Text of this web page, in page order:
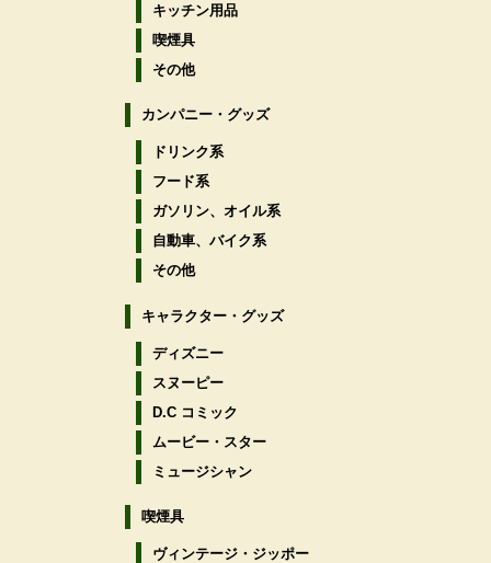
キッチン用品
喫煙具
その他
カンパニー・グッズ
ドリンク系
フード系
ガソリン、オイル系
自動車、バイク系
その他
キャラクター・グッズ
ディズニー
スヌーピー
D.C コミック
ムービー・スター
ミュージシャン
喫煙具
ヴィンテージ・ジッポー